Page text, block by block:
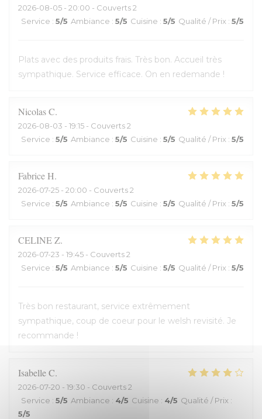
2026-08-05 - 20:00 - Couverts 2
Service : 5/5 Ambiance : 5/5 Cuisine : 5/5 Qualité / Prix : 5/5
Plats avec des produits frais. Très bon. Accueil très
sympathique. Service efficace. On en redemande !
NicolasC
2026-08-03 - 19:15 - Couverts 2
Service : 5/5 Ambiance : 5/5 Cuisine : 5/5 Qualité / Prix : 5/5
FabriceH
2026-07-25 - 20:00 - Couverts 2
Service : 5/5 Ambiance : 5/5 Cuisine : 5/5 Qualité / Prix : 5/5
CELINEZ
2026-07-23 - 19:45 - Couverts 2
Service : 5/5 Ambiance : 5/5 Cuisine : 5/5 Qualité / Prix : 5/5
Très bon restaurant, service extrêmement
sympathique, coup de coeur pour le welsh revisité. Je
recommande !
IsabelleC
2026-07-20 - 19:30 - Couverts 2
Service : 5/5 Ambiance : 4/5 Cuisine : 4/5 Qualité / Prix :
5/5